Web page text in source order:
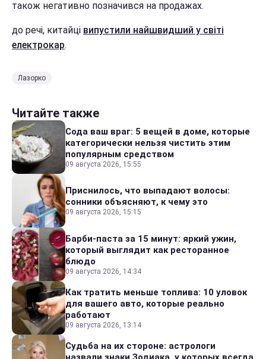
також негативно позначився на продажах.
до речі, китайці випустили найшвидший у світі
електрокар.
Лазорко
Читайте также
Сода ваш враг: 5 вещей в доме, которые
категорически нельзя чистить этим
популярным средством
09 августа 2026, 15:55
Приснилось, что выпадают волосы:
сонники объясняют, к чему это
09 августа 2026, 15:15
Барби-паста за 15 минут: яркий ужин,
который выглядит как ресторанное
блюдо
09 августа 2026, 14:34
Как тратить меньше топлива: 10 уловок
для вашего авто, которые реально
работают
09 августа 2026, 13:14
Судьба на их стороне: астрологи